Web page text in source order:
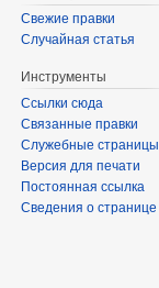
Свежие правки
Случайная статья
Инструменты
Ссылки сюда
Связанные правки
Служебные страницы
Версия для печати
Постоянная ссылка
Сведения о странице